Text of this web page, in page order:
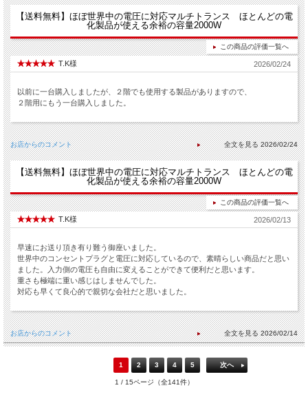
【送料無料】ほぼ世界中の電圧に対応マルチトランス ほとんどの電
化製品が使える余裕の容量2000W
この商品の評価一覧へ
T.K様 2026/02/24
以前に一台購入しましたが、２階でも使用する製品がありますので、
２階用にもう一台購入しました。
お店からのコメント 2026/02/24
【送料無料】ほぼ世界中の電圧に対応マルチトランス ほとんどの電
化製品が使える余裕の容量2000W
この商品の評価一覧へ
T.K様 2026/02/13
早速にお送り頂き有り難う御座いました。
世界中のコンセントプラグと電圧に対応しているので、素晴らしい商品だと思い
ました。入力側の電圧も自由に変えることができて便利だと思います。
重さも極端に重い感じはしませんでした。
対応も早くて良心的で親切な会社だと思いました。
お店からのコメント 2026/02/14
1 2 3 4 5 次へ
1 / 15ページ（全141件）